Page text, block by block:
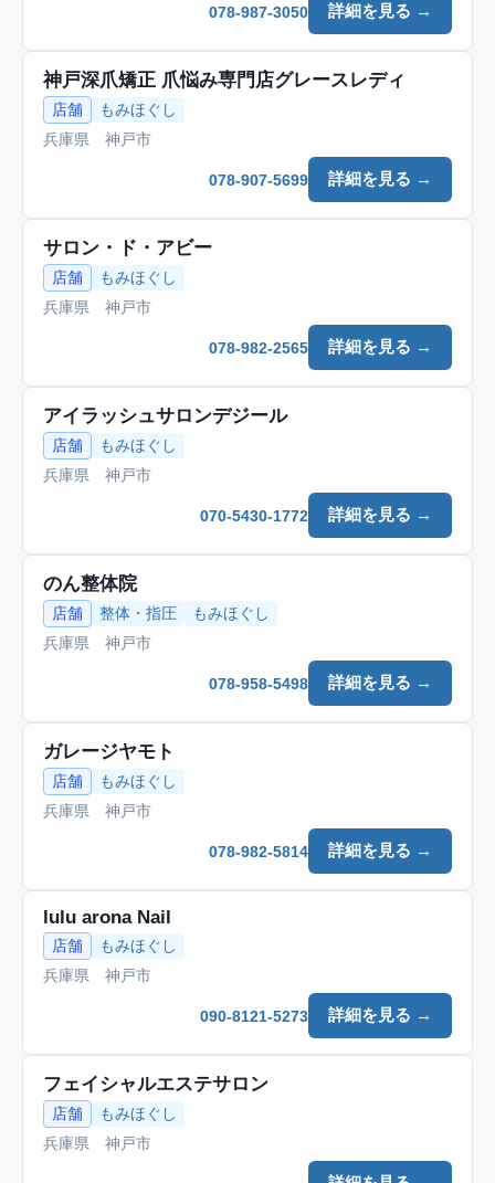
詳細を見る →
078-987-3050
神戸深爪矯正 爪悩み専門店グレースレディ
店舗
もみほぐし
兵庫県 神戸市
詳細を見る →
078-907-5699
サロン・ド・アビー
店舗
もみほぐし
兵庫県 神戸市
詳細を見る →
078-982-2565
アイラッシュサロンデジール
店舗
もみほぐし
兵庫県 神戸市
詳細を見る →
070-5430-1772
のん整体院
店舗 整体・指圧
もみほぐし
兵庫県 神戸市
詳細を見る →
078-958-5498
ガレージヤモト
店舗
もみほぐし
兵庫県 神戸市
詳細を見る →
078-982-5814
lulu arona Nail
店舗
もみほぐし
兵庫県 神戸市
詳細を見る →
090-8121-5273
フェイシャルエステサロン
店舗
もみほぐし
兵庫県 神戸市